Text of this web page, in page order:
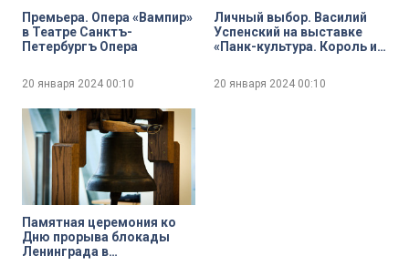
Премьера. Опера «Вампир»
в Театре Санктъ-
Петербургъ Опера
20 января 2024 00:10
Личный выбор. Василий
Успенский на выставке
«Панк-культура. Король и
20 января 2024 00:10
Памятная церемония ко
Дню прорыва блокады
Ленинграда в